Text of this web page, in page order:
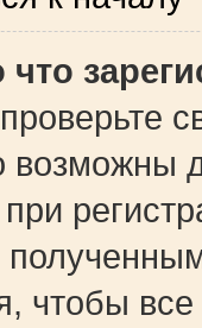
что
возможны
чтобы